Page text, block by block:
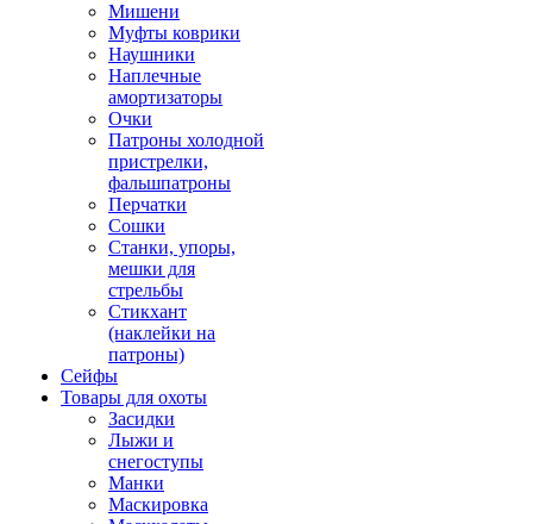
Мишени
Муфты коврики
Наушники
Наплечные
амортизаторы
Очки
Патроны холодной
пристрелки,
фальшпатроны
Перчатки
Сошки
Станки, упоры,
мешки для
стрельбы
Стикхант
(наклейки на
патроны)
Сейфы
Товары для охоты
Засидки
Лыжи и
снегоступы
Манки
Маскировка